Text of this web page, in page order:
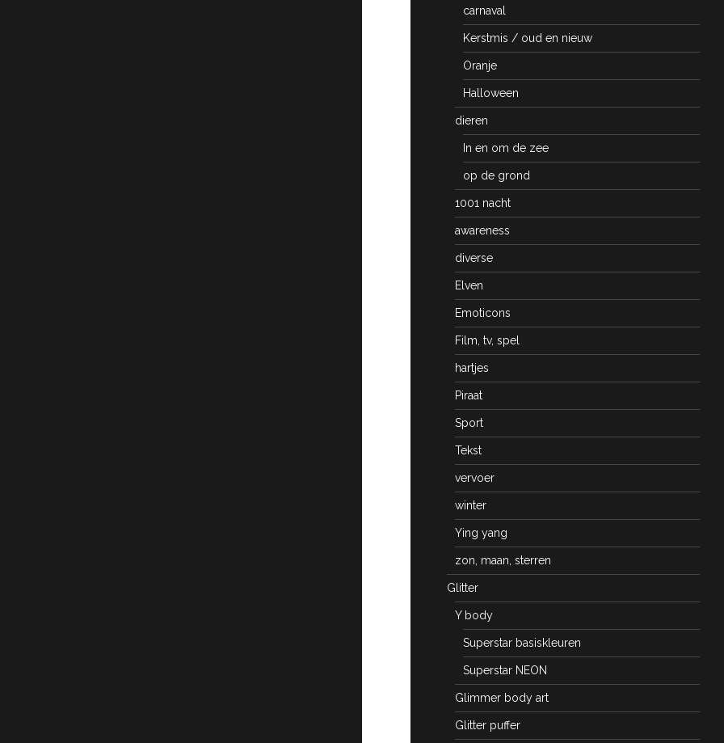
carnaval
Kerstmis / oud en nieuw
Oranje
Halloween
dieren
In en om de zee
op de grond
1001 nacht
awareness
diverse
Elven
Emoticons
Film, tv, spel
hartjes
Piraat
Sport
Tekst
vervoer
winter
Ying yang
zon, maan, sterren
Glitter
Y body
Superstar basiskleuren
Superstar NEON
Glimmer body art
Glitter puffer